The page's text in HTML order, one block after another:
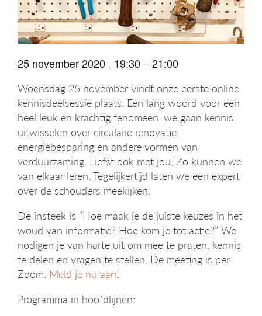
g
a
t
i
25 november 2020 , 19:30 –21:00
Woensdag 25 november vindt onze eerste online
kennisdeelsessie plaats. Een lang woord voor een
heel leuk en krachtig fenomeen: we gaan kennis
uitwisselen over circulaire renovatie,
energiebesparing en andere vormen van
verduurzaming. Liefst ook met jou. Zo kunnen we
van elkaar leren. Tegelijkertijd laten we een expert
over de schouders meekijken.
De insteek is “Hoe maak je de juiste keuzes in het
woud van informatie? Hoe kom je tot actie?” We
nodigen je van harte uit om mee te praten, kennis
te delen en vragen te stellen. De meeting is per
Zoom. Meld je nu aan!
Programma in hoofdlijnen: